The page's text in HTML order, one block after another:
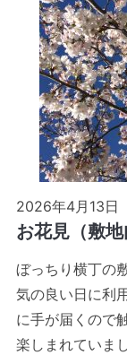
2026年4月13日
お花見（敷地
ぼっちり横丁の
気の良い日に利
に手が届くので
楽しまれていまし